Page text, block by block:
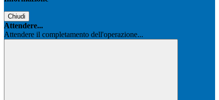
Chiudi
Attendere...
Attendere il completamento dell'operazione...